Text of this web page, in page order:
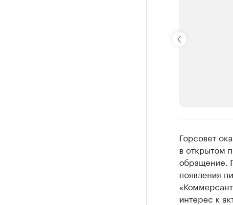
Делитесь
Управляйте
Горсовет
в открытом
обращение.
появления
интерес к